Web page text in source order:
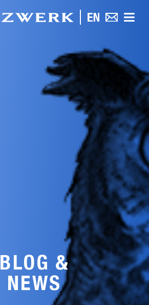
BLOG &
NEWS